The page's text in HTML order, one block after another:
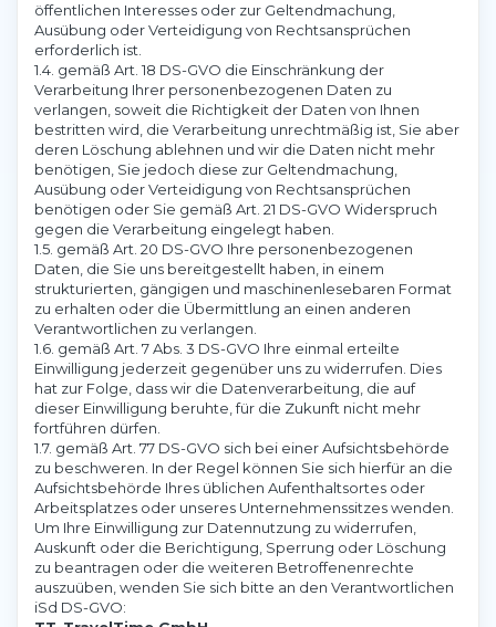
öffentlichen Interesses oder zur Geltendmachung,
Ausübung oder Verteidigung von Rechtsansprüchen
erforderlich ist.
1.4. gemäß Art. 18 DS-GVO die Einschränkung der
Verarbeitung Ihrer personenbezogenen Daten zu
verlangen, soweit die Richtigkeit der Daten von Ihnen
bestritten wird, die Verarbeitung unrechtmäßig ist, Sie aber
deren Löschung ablehnen und wir die Daten nicht mehr
benötigen, Sie jedoch diese zur Geltendmachung,
Ausübung oder Verteidigung von Rechtsansprüchen
benötigen oder Sie gemäß Art. 21 DS-GVO Widerspruch
gegen die Verarbeitung eingelegt haben.
1.5. gemäß Art. 20 DS-GVO Ihre personenbezogenen
Daten, die Sie uns bereitgestellt haben, in einem
strukturierten, gängigen und maschinenlesebaren Format
zu erhalten oder die Übermittlung an einen anderen
Verantwortlichen zu verlangen.
1.6. gemäß Art. 7 Abs. 3 DS-GVO Ihre einmal erteilte
Einwilligung jederzeit gegenüber uns zu widerrufen. Dies
hat zur Folge, dass wir die Datenverarbeitung, die auf
dieser Einwilligung beruhte, für die Zukunft nicht mehr
fortführen dürfen.
1.7. gemäß Art. 77 DS-GVO sich bei einer Aufsichtsbehörde
zu beschweren. In der Regel können Sie sich hierfür an die
Aufsichtsbehörde Ihres üblichen Aufenthaltsortes oder
Arbeitsplatzes oder unseres Unternehmenssitzes wenden.
Um Ihre Einwilligung zur Datennutzung zu widerrufen,
Auskunft oder die Berichtigung, Sperrung oder Löschung
zu beantragen oder die weiteren Betroffenenrechte
auszuüben, wenden Sie sich bitte an den Verantwortlichen
iSd DS-GVO: